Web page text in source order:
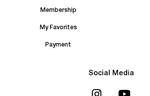
Membership
My Favorites
Payment
Social Media